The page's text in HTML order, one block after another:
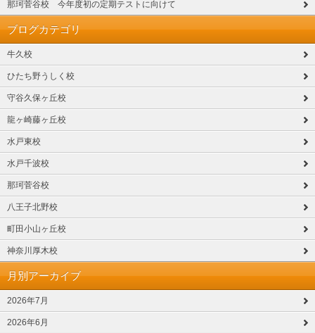
那珂菅谷校 今年度初の定期テストに向けて
ブログカテゴリ
牛久校
ひたち野うしく校
守谷久保ヶ丘校
龍ヶ崎藤ヶ丘校
水戸東校
水戸千波校
那珂菅谷校
八王子北野校
町田小山ヶ丘校
神奈川厚木校
月別アーカイブ
2026年7月
2026年6月